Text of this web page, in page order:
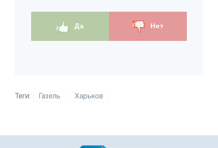
Да Нет
Теги: Газель Харьков